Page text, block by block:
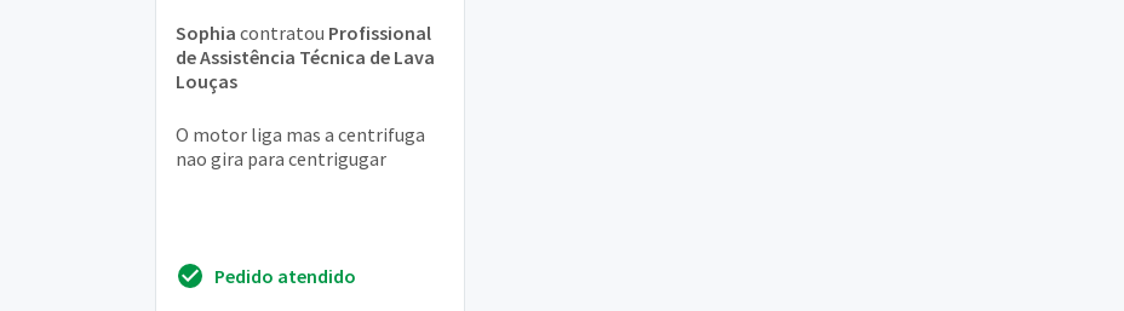
Sophia contratou Profissional
de Assistência Técnica de Lava
Louças
O motor liga mas a centrifuga
nao gira para centrigugar
Pedido atendido